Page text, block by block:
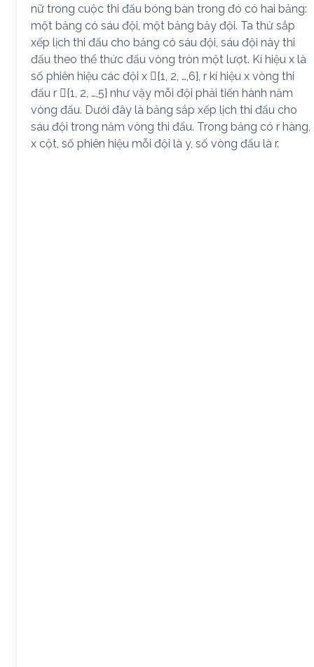
nữ trong cuộc thi đấu bóng bàn trong đó có hai bảng:
một bảng có sáu đội, một bảng bảy đội. Ta thử sắp
xếp lịch thi đấu cho bảng có sáu đội, sáu đội này thi
đấu theo thể thức đấu vòng tròn một lượt. Kí hiệu x là
số phiên hiệu các đội x {1, 2, …,6}, r kí hiệu x vòng thi
đấu r {1, 2, …,5} như vậy mỗi đội phải tiến hành năm
vòng đấu. Dưới đây là bảng sắp xếp lịch thi đấu cho
sáu đội trong năm vòng thi đấu. Trong bảng có r hàng,
x cột, số phiên hiệu mỗi đội là y, số vòng đấu là r.